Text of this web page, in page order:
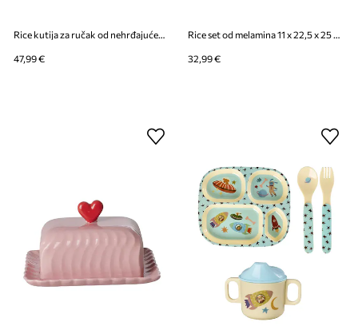
Rice kutija za ručak od nehrđajućeg čelika 16,5 x 6 x 21 cm
47,99 €
Rice set od melamina 11 x 22,5 x 25 cm
32,99 €